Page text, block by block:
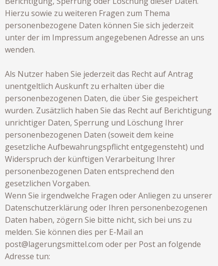
Hierzu sowie zu weiteren Fragen zum Thema
personenbezogene Daten können Sie sich jederzeit
unter der im Impressum angegebenen Adresse an uns
wenden.
Als Nutzer haben Sie jederzeit das Recht auf Antrag
unentgeltlich Auskunft zu erhalten über die
personenbezogenen Daten, die über Sie gespeichert
wurden. Zusätzlich haben Sie das Recht auf Berichtigung
unrichtiger Daten, Sperrung und Löschung Ihrer
personenbezogenen Daten (soweit dem keine
gesetzliche Aufbewahrungspflicht entgegensteht) und
Widerspruch der künftigen Verarbeitung Ihrer
personenbezogenen Daten entsprechend den
gesetzlichen Vorgaben.
Wenn Sie irgendwelche Fragen oder Anliegen zu unserer
Datenschutzerklärung oder Ihren personenbezogenen
Daten haben, zögern Sie bitte nicht, sich bei uns zu
melden. Sie können dies per E-Mail an
post@lagerungsmittel.com oder per Post an folgende
Adresse tun: